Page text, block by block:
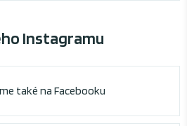
Instagramu
také na Facebooku